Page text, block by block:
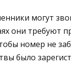
могут
они требуют
номер не
было